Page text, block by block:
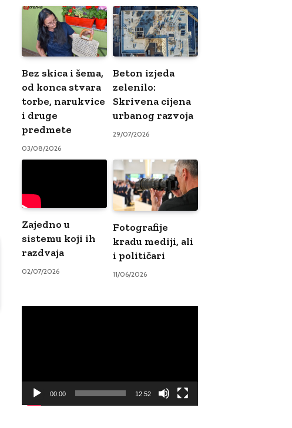
Bez skica i šema,
od konca stvara
torbe, narukvice
i druge
predmete
03/08/2026
Beton izjeda
zelenilo:
Skrivena cijena
urbanog razvoja
29/07/2026
Zajedno u
sistemu koji ih
razdvaja
02/07/2026
Fotografije
kradu mediji, ali
i političari
11/06/2026
00:00 12:52